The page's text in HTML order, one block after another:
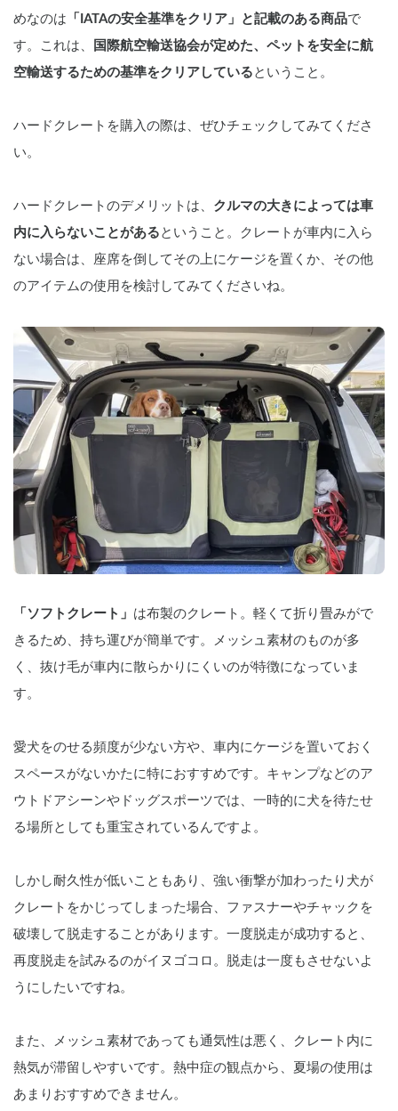
めなのは 「IATAの安全基準をクリア」と記載のある商品で
す。これは、
国際航空輸送協会が定めた、ペットを安全に航
空輸送するための基準をクリアしている ということ。
ハードクレートを購入の際は、ぜひチェックしてみてくださ
い。
ハードクレートのデメリットは、 クルマの大きによっては車
内に入らないことがある ということ。クレートが車内に入ら
ない場合は、座席を倒してその上にケージを置くか、その他
のアイテムの使用を検討してみてくださいね。
「ソフトクレート」 は布製のクレート。軽くて折り畳みがで
きるため、持ち運びが簡単です。メッシュ素材のものが多
く、抜け毛が車内に散らかりにくいのが特徴になっていま
す。
愛犬をのせる頻度が少ない方や、車内にケージを置いておく
スペースがないかたに特におすすめです。キャンプなどのア
ウトドアシーンやドッグスポーツでは、一時的に犬を待たせ
る場所としても重宝されているんですよ。
しかし耐久性が低いこともあり、強い衝撃が加わったり犬が
クレートをかじってしまった場合、ファスナーやチャックを
破壊して脱走することがあります。一度脱走が成功すると、
再度脱走を試みるのがイヌゴコロ。脱走は一度もさせないよ
うにしたいですね。
また、メッシュ素材であっても通気性は悪く、クレート内に
熱気が滞留しやすいです。熱中症の観点から、夏場の使用は
あまりおすすめできません。